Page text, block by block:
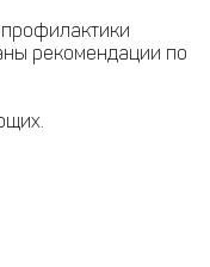
рекомендации по